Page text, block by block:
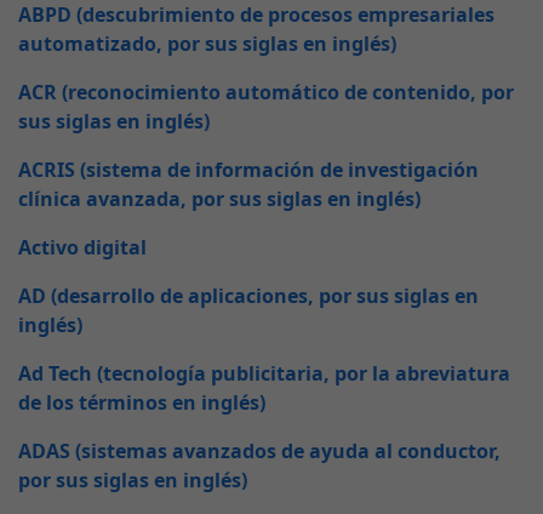
ABPD (descubrimiento de procesos empresariales
automatizado, por sus siglas en inglés)
ACR (reconocimiento automático de contenido, por
sus siglas en inglés)
ACRIS (sistema de información de investigación
clínica avanzada, por sus siglas en inglés)
Activo digital
AD (desarrollo de aplicaciones, por sus siglas en
inglés)
Ad Tech (tecnología publicitaria, por la abreviatura
de los términos en inglés)
ADAS (sistemas avanzados de ayuda al conductor,
por sus siglas en inglés)